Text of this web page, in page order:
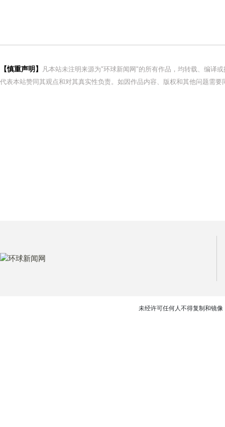
【慎重声明】
凡本站未注明来源为"环球新闻网"的所有作品，均转载、编译
代表本站赞同其观点和对其真实性负责。如因作品内容、版权和其他问题需
未经许可任何人不得复制和镜